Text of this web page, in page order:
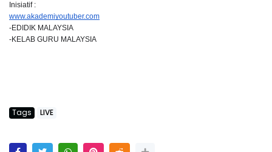
Inisiatif :
www.akademiyoutuber.com
-EDIDIK MALAYSIA
-KELAB GURU MALAYSIA
Tags LIVE